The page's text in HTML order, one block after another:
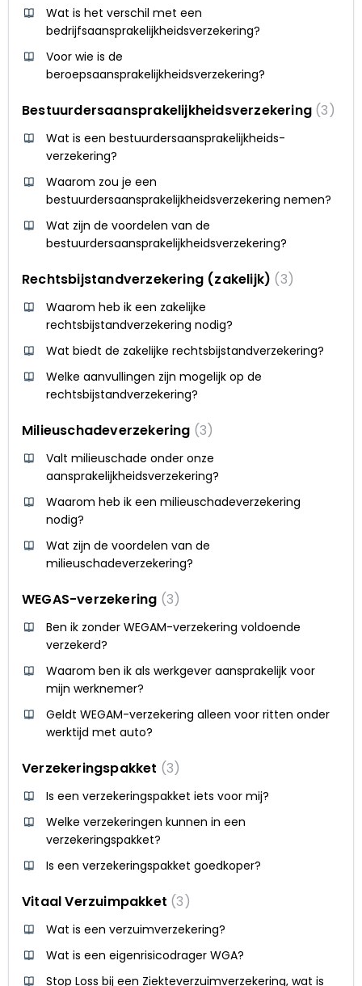
Wat is het verschil met een
bedrijfsaansprakelijkheidsverzekering?
Voor wie is de
beroepsaansprakelijkheidsverzekering?
Bestuurdersaansprakelijkheidsverzekering 3
Wat is een bestuurdersaansprakelijkheids-
verzekering?
Waarom zou je een
bestuurdersaansprakelijkheidsverzekering nemen?
Wat zijn de voordelen van de
bestuurdersaansprakelijkheidsverzekering?
Rechtsbijstandverzekering (zakelijk) 3
Waarom heb ik een zakelijke
rechtsbijstandverzekering nodig?
Wat biedt de zakelijke rechtsbijstandverzekering?
Welke aanvullingen zijn mogelijk op de
rechtsbijstandverzekering?
Milieuschadeverzekering 3
Valt milieuschade onder onze
aansprakelijkheidsverzekering?
Waarom heb ik een milieuschadeverzekering
nodig?
Wat zijn de voordelen van de
milieuschadeverzekering?
WEGAS-verzekering 3
Ben ik zonder WEGAM-verzekering voldoende
verzekerd?
Waarom ben ik als werkgever aansprakelijk voor
mijn werknemer?
Geldt WEGAM-verzekering alleen voor ritten onder
werktijd met auto?
Verzekeringspakket 3
Is een verzekeringspakket iets voor mij?
Welke verzekeringen kunnen in een
verzekeringspakket?
Is een verzekeringspakket goedkoper?
Vitaal Verzuimpakket 3
Wat is een verzuimverzekering?
Wat is een eigenrisicodrager WGA?
Stop Loss bij een Ziekteverzuimverzekering, wat is